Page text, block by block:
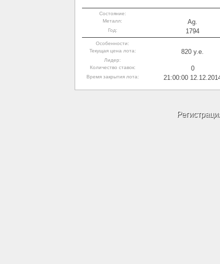
Состояние:
Металл:
Ag.
Год: 1794
Особенности:
Текущая цена лота:
820 y.e.
Лидер:
Количество ставок:
0
Время закрытия лота: 21:00:00